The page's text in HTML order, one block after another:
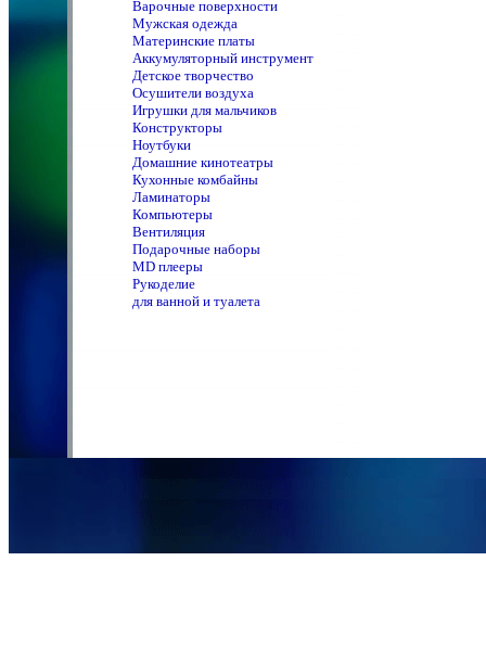
Варочные поверхности
Мужская одежда
Материнские платы
Аккумуляторный инструмент
Детское творчество
Осушители воздуха
Игрушки для мальчиков
Конструкторы
Ноутбуки
Домашние кинотеатры
Кухонные комбайны
Ламинаторы
Компьютеры
Вентиляция
Подарочные наборы
MD плееры
Рукоделие
для ванной и туалета